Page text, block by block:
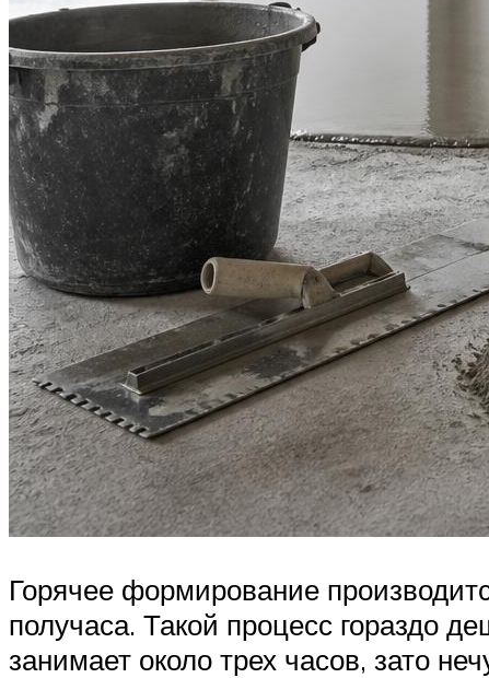
Горячее формирование
получаса. Такой процесс гораздо
занимает около трех часов, зато